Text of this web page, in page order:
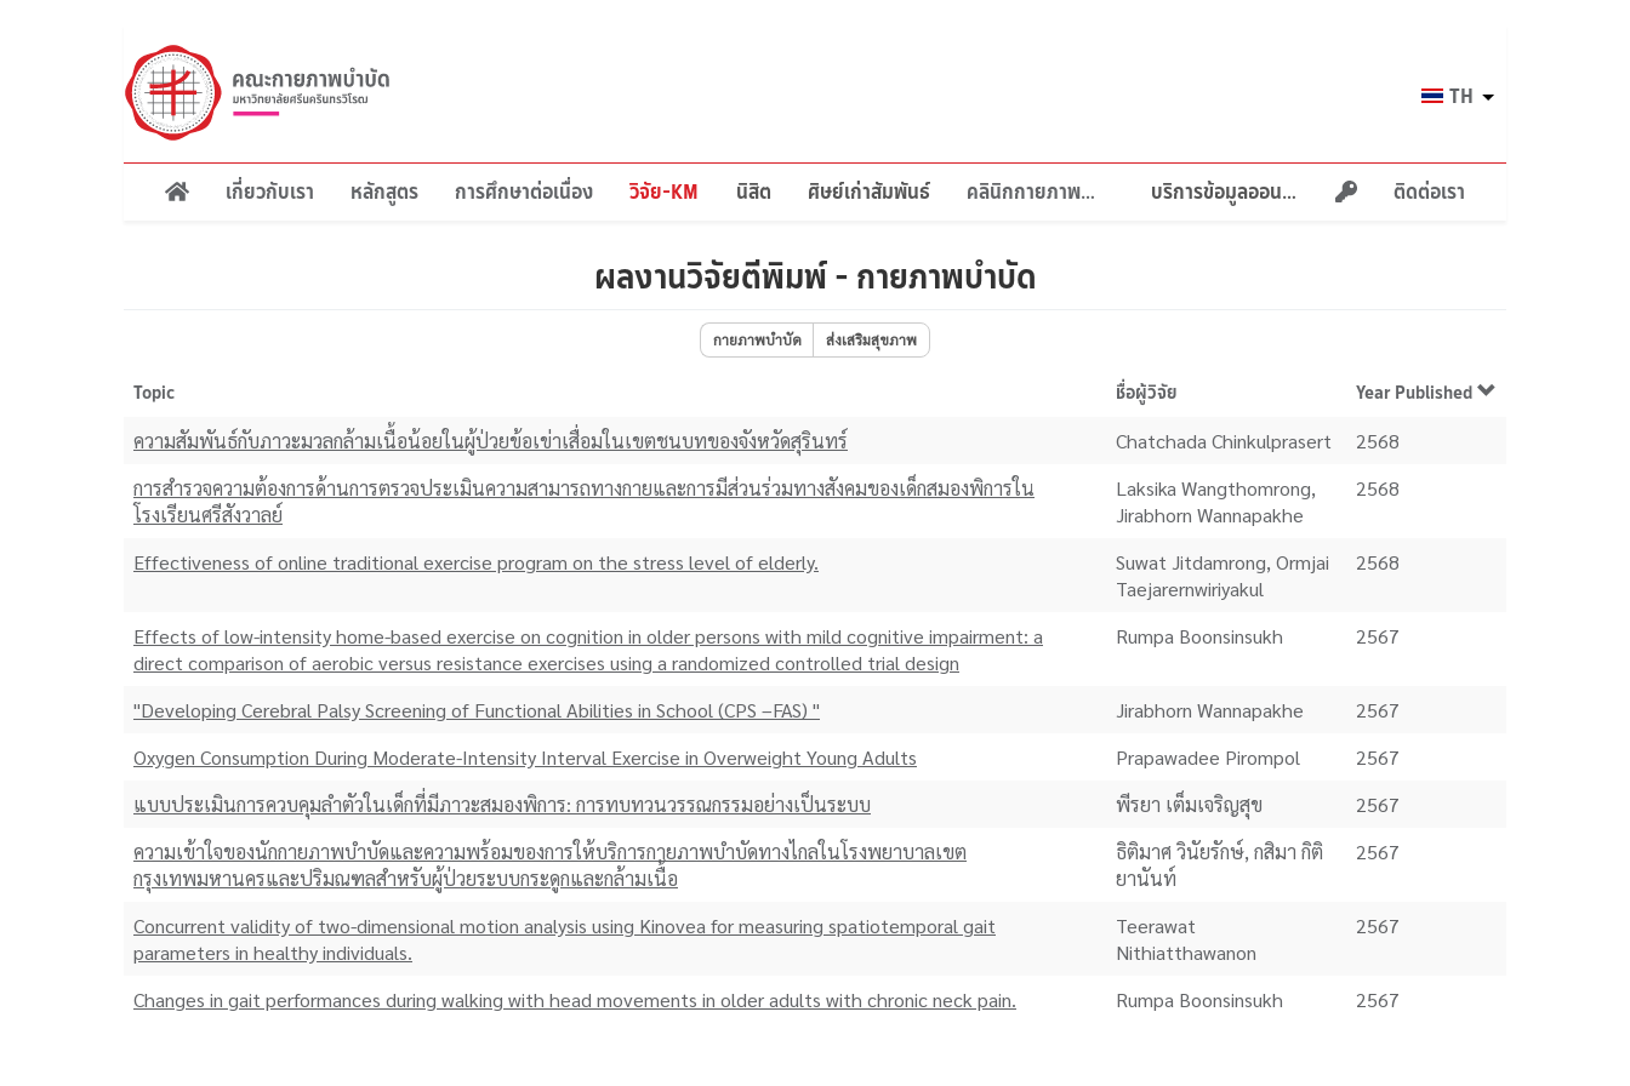
Select
your TH
เกี่ยวกับเรา หลักสูตร การศึกษาต่อเนื่อง วิจัย-KM นิสิต ศิษย์เก่าสัมพันธ์ คลินิกกายภาพบำบัด บริการข้อมูลออนไลน์ ติดต่อเรา
ผลงานวิจัยตีพิมพ์ - กายภาพบำบัด
กายภาพบำบัด ส่งเสริมสุขภาพ
Topic ชื่อผู้วิจัย Year Published
ความสัมพันธ์กับภาวะมวลกล้ามเนื้อน้อยในผู้ป่วยข้อเข่าเสื่อมในเขตชนบทของจังหวัดสุรินทร์ Chatchada Chinkulprasert
2568
การสำรวจความต้องการด้านการตรวจประเมินความสามารถทางกายและการมีส่วนร่วมทางสังคมของเด็กสมองพิการใน
โรงเรียนศรีสังวาลย์
Laksika Wangthomrong,
Jirabhorn Wannapakhe
2568
Effectiveness of online traditional exercise program on the stress level of elderly.
Suwat Jitdamrong, Ormjai
Taejarernwiriyakul
2568
Effects of low-intensity home-based exercise on cognition in older persons with mild cognitive impairment: a
direct comparison of aerobic versus resistance exercises using a randomized controlled trial design
Rumpa Boonsinsukh 2567
"Developing Cerebral Palsy Screening of Functional Abilities in School (CPS –FAS) " Jirabhorn Wannapakhe
2567
Oxygen Consumption During Moderate-Intensity Interval Exercise in Overweight Young Adults
Prapawadee Pirompol
2567
แบบประเมินการควบคุมลำตัวในเด็กที่มีภาวะสมองพิการ: การทบทวนวรรณกรรมอย่างเป็นระบบ
พีรยา เต็มเจริญสุข
2567
ความเข้าใจของนักกายภาพบำบัดและความพร้อมของการให้บริการกายภาพบำบัดทางไกลในโรงพยาบาลเขต
กรุงเทพมหานครและปริมณฑลสำหรับผู้ป่วยระบบกระดูกและกล้ามเนื้อ
ธิติมาศ วินัยรักษ์, กสิมา กิติ
ยานันท์
2567
Concurrent validity of two-dimensional motion analysis using Kinovea for measuring spatiotemporal gait
parameters in healthy individuals.
Teerawat
Nithiatthawanon
2567
Changes in gait performances during walking with head movements in older adults with chronic neck pain. Rumpa Boonsinsukh 2567